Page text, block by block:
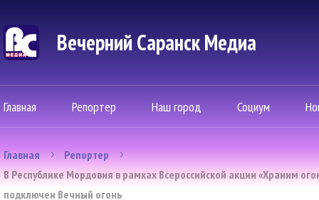
Вечерний Саранск Mедиа
Главная Репортер Наш город Социум
Главная
Репортер
В Республике Мордовия в рамках Всероссийской акции «Храним
подключен Вечный огонь